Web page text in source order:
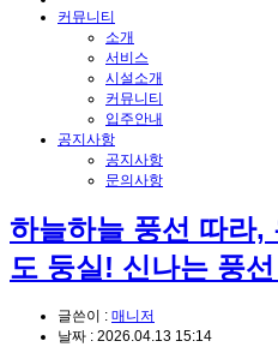
커뮤니티
소개
서비스
시설소개
커뮤니티
입주안내
공지사항
공지사항
문의사항
하늘하늘 풍선 따라,
도 둥실! 신나는 풍
글쓴이 : 매니저
날짜 : 2026.04.13 15:14